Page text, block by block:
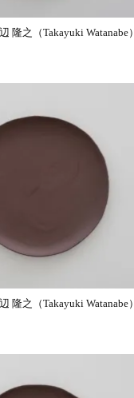
隆之（Takayuki Watanabe）
隆之（Takayuki Watanabe）